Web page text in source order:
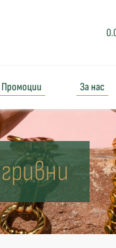
Промоции За нас